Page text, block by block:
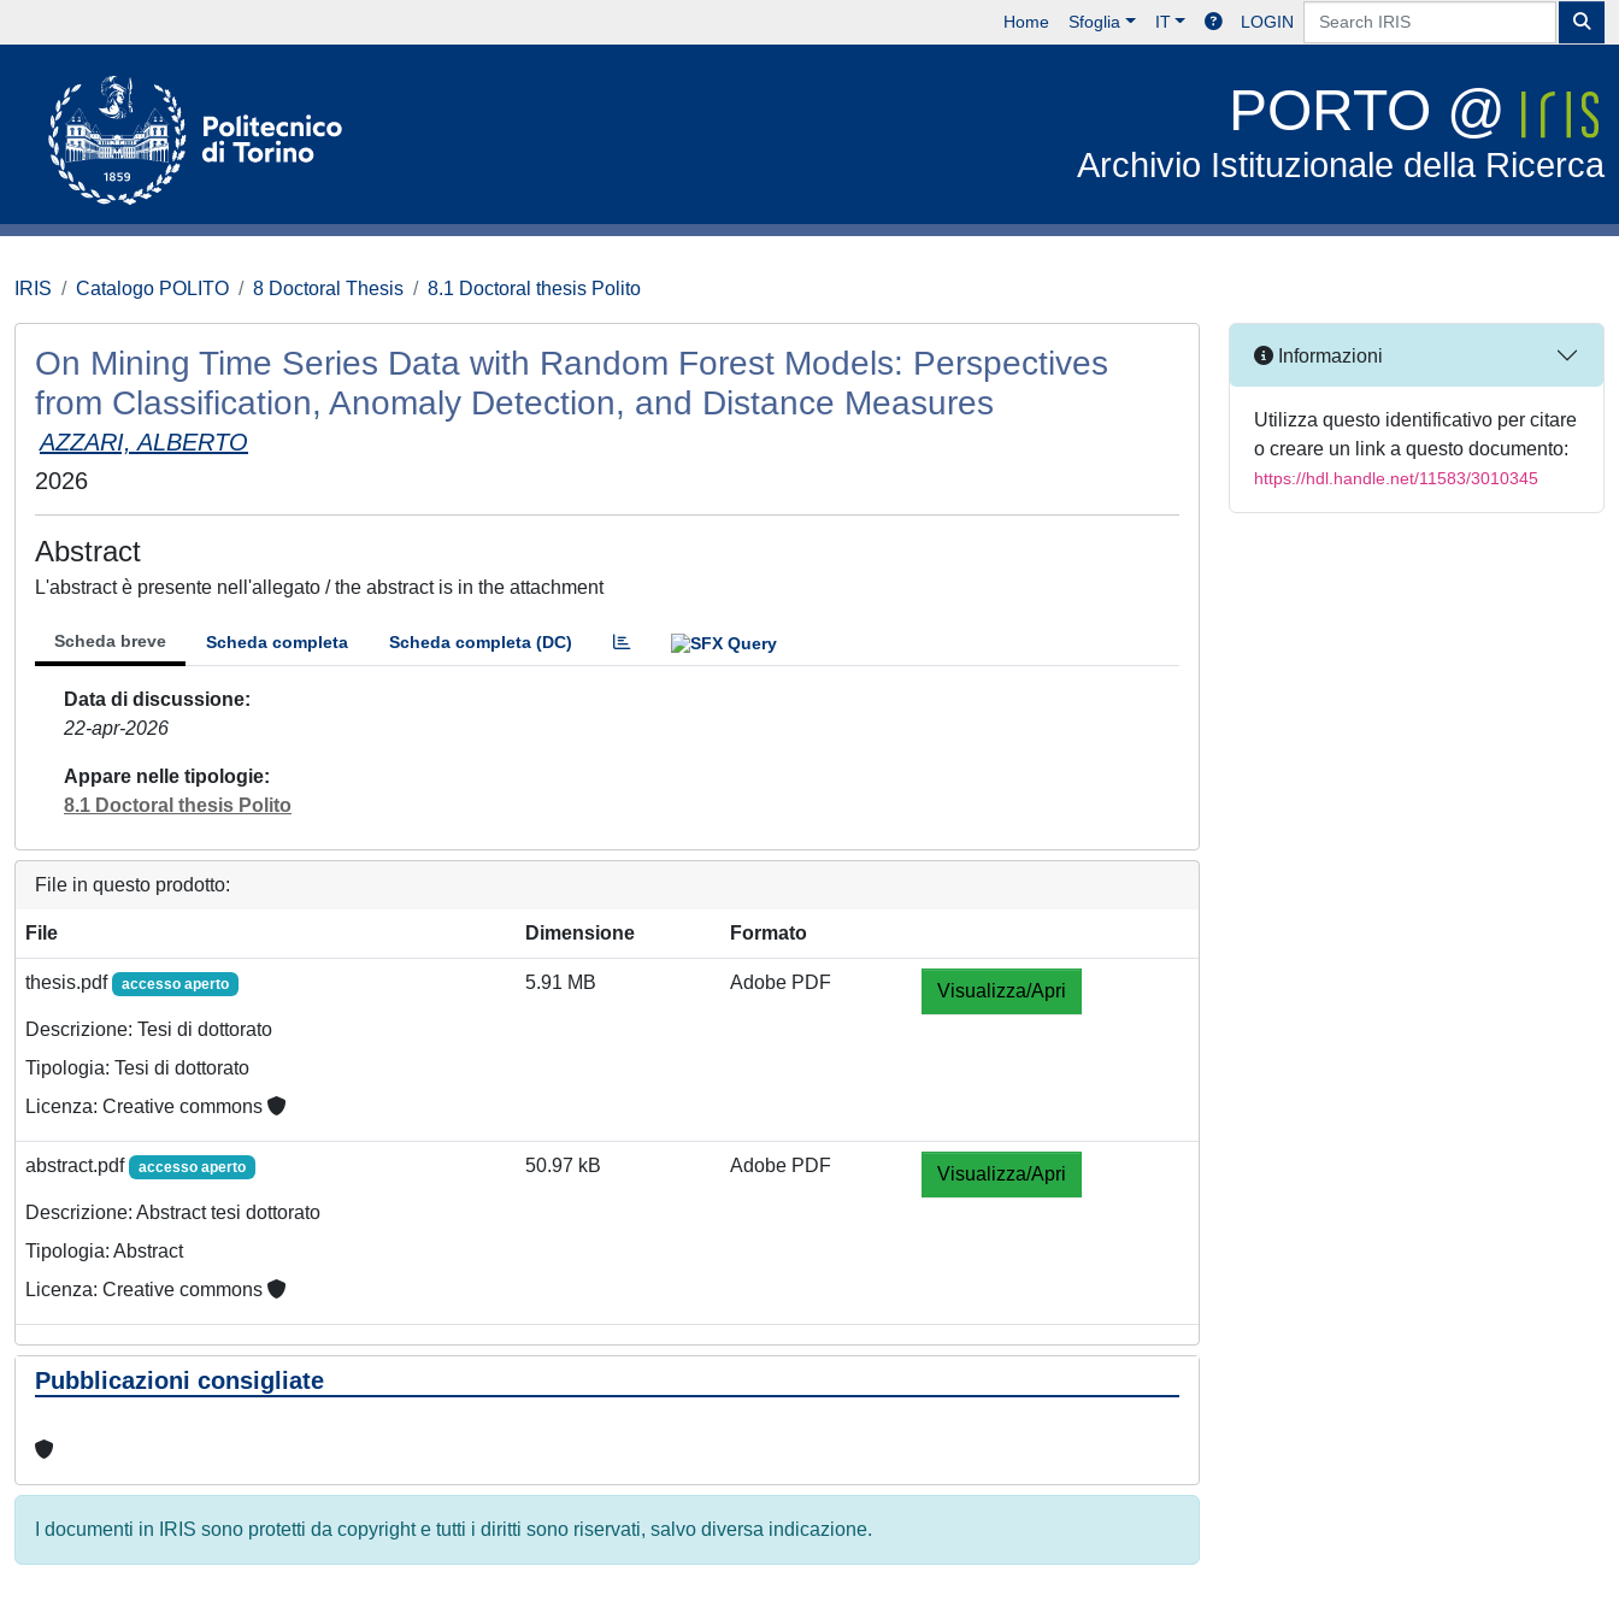
Home Sfoglia IT LOGIN
PORTO @
Archivio Istituzionale della Ricerca
IRIS Catalogo POLITO 8 Doctoral Thesis 8.1 Doctoral thesis Polito
On Mining Time Series Data with Random Forest Models: Perspectives
from Classification, Anomaly Detection, and Distance Measures
AZZARI, ALBERTO
2026
Abstract
L'abstract è presente nell'allegato / the abstract is in the attachment
Scheda breve Scheda completa Scheda completa (DC)
Data di discussione
22-apr-2026
Appare nelle tipologie
8.1 Doctoral thesis Polito
File in questo prodotto:
File Dimensione Formato
thesis.pdf accesso aperto
Descrizione: Tesi di dottorato
Tipologia: Tesi di dottorato
Licenza: Creative commons
5.91 MB Adobe PDF Visualizza/Apri
abstract.pdf accesso aperto
Descrizione: Abstract tesi dottorato
Tipologia: Abstract
Licenza: Creative commons
50.97 kB Adobe PDF Visualizza/Apri
Pubblicazioni consigliate
I documenti in IRIS sono protetti da copyright e tutti i diritti sono riservati, salvo diversa indicazione.
Informazioni
Utilizza questo identificativo per citare
o creare un link a questo documento:
https://hdl.handle.net/11583/3010345